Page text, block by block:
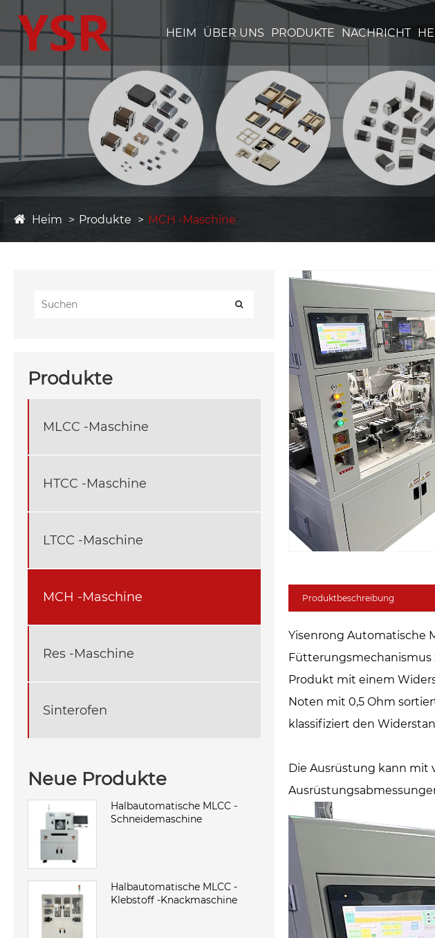
HEIM ÜBER UNS PRODUKTE NACHRICHT
Heim Produkte MCH -Maschine
Produkte
MLCC -Maschine
HTCC -Maschine
LTCC -Maschine
MCH -Maschine
Res -Maschine
Sinterofen
Neue Produkte
Halbautomatische MLCC -
Schneidemaschine
Halbautomatische MLCC -
Klebstoff -Knackmaschine
Produktbeschreibung
Yisenrong Automatische
Fütterungsmechanismus
Produkt mit einem
Noten mit 0,5 Ohm
klassifiziert den
Die Ausrüstung kann mit